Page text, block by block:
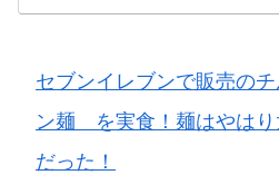
セブンイレブンで販売の
ン麺 を実食！麺はやはり
だった！